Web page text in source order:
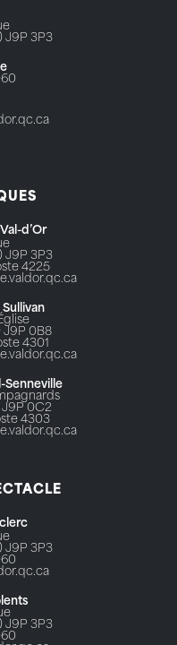
J9P 3P3
d’Or
J9P 3P3
4225
J9P 0B8
4301
Senneville
J9P 0C2
4303
J9P 3P3
J9P 3P3